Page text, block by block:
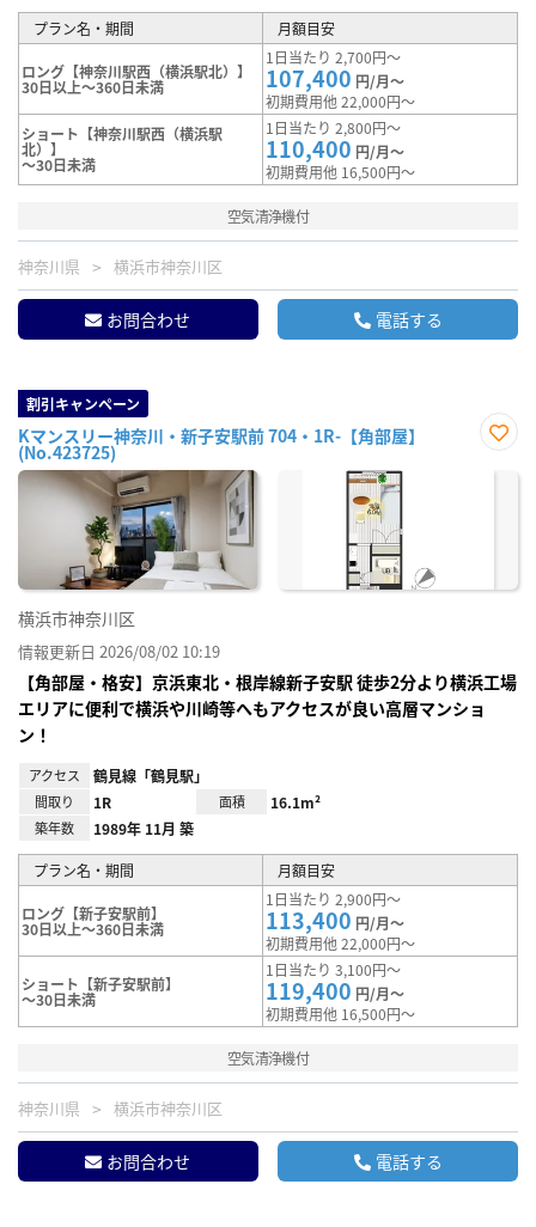
プラン名・期間 月額目安
ロング【神奈川駅西（横浜駅北）】
30日以上～360日未満
1日当たり 2,700円～
107,400 円/月～
初期費用他 22,000円～
ショート【神奈川駅西（横浜駅
北）】
～30日未満
1日当たり 2,800円～
110,400 円/月～
初期費用他 16,500円～
空気清浄機付
神奈川県 横浜市神奈川区
お問合わせ 電話する
割引キャンペーン
Kマンスリー神奈川・新子安駅前 704・1R-【角部屋】
(No.423725)
に入
横浜市神奈川区
情報更新日 2026/08/02 10:19
【角部屋・格安】京浜東北・根岸線新子安駅 徒歩2分より横浜工場
エリアに便利で横浜や川崎等へもアクセスが良い高層マンショ
ン！
アクセス 鶴見線「鶴見駅」
間取り 1R 面積 16.1m²
築年数 1989年 11月 築
プラン名・期間 月額目安
ロング【新子安駅前】
30日以上～360日未満
1日当たり 2,900円～
113,400 円/月～
初期費用他 22,000円～
ショート【新子安駅前】
～30日未満
1日当たり 3,100円～
119,400 円/月～
初期費用他 16,500円～
空気清浄機付
神奈川県 横浜市神奈川区
お問合わせ 電話する